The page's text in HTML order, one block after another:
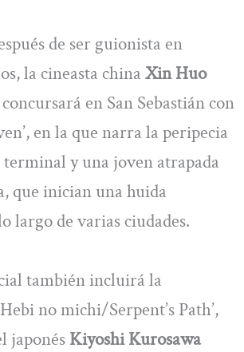
de ser guionista en
la cineasta china Xin Huo
en San Sebastián con
en la que narra la peripecia
y una joven atrapada
que inician una huida
largo de varias ciudades.
también incluirá la
no michi/Serpent’s Path’,
japonésKiyoshi Kurosawa